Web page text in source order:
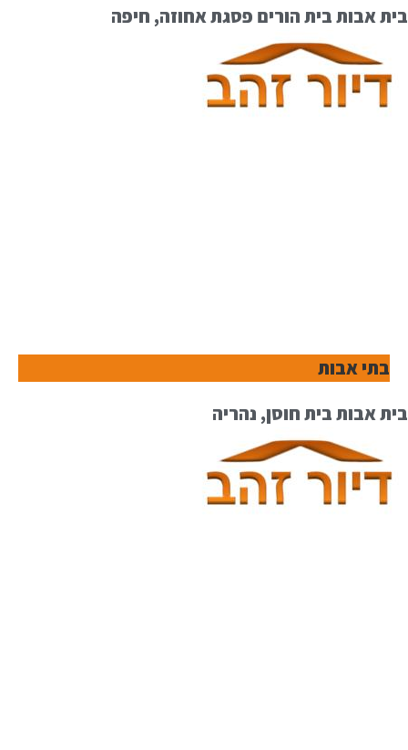
בית אבות בית הורים פסגת אחוזה, חיפה
בתי אבות
בית אבות בית חוסן, נהריה